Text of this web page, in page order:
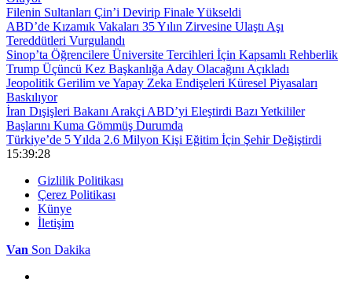
Filenin Sultanları Çin’i Devirip Finale Yükseldi
ABD’de Kızamık Vakaları 35 Yılın Zirvesine Ulaştı Aşı
Tereddütleri Vurgulandı
Sinop’ta Öğrencilere Üniversite Tercihleri İçin Kapsamlı Rehberlik
Trump Üçüncü Kez Başkanlığa Aday Olacağını Açıkladı
Jeopolitik Gerilim ve Yapay Zeka Endişeleri Küresel Piyasaları
Baskılıyor
İran Dışişleri Bakanı Arakçi ABD’yi Eleştirdi Bazı Yetkililer
Başlarını Kuma Gömmüş Durumda
Türkiye’de 5 Yılda 2.6 Milyon Kişi Eğitim İçin Şehir Değiştirdi
15:39:30
Gizlilik Politikası
Çerez Politikası
Künye
İletişim
Van Son Dakika